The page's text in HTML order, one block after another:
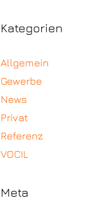
Kategorien
Allgemein
Gewerbe
News
Privat
Referenz
VOCIL
Meta